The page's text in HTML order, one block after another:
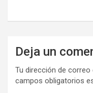
Deja un
Tu dirección de
campos obligatorios